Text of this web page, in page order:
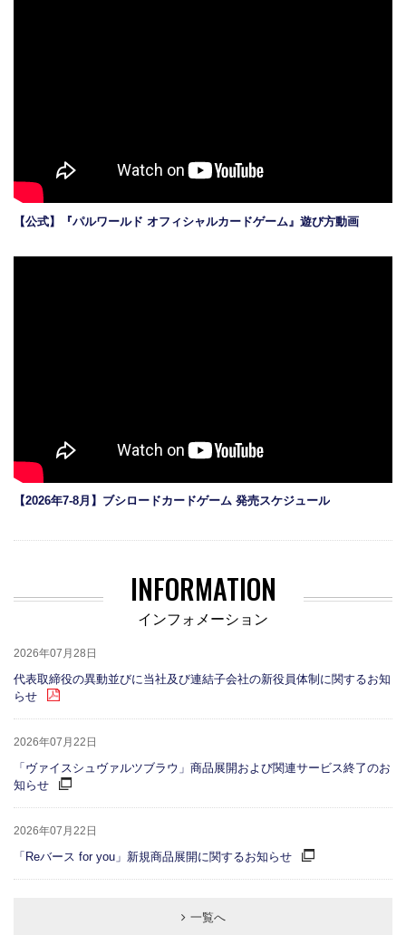
【公式】『パルワールド オフィシャルカードゲーム』遊び方動画
【2026年7-8月】ブシロードカードゲーム 発売スケジュール
INFORMATION
インフォメーション
2026年07月28日
代表取締役の異動並びに当社及び連結子会社の新役員体制に関するお知
らせ
2026年07月22日
「ヴァイスシュヴァルツブラウ」商品展開および関連サービス終了のお
知らせ
2026年07月22日
「Reバース for you」新規商品展開に関するお知らせ
一覧へ